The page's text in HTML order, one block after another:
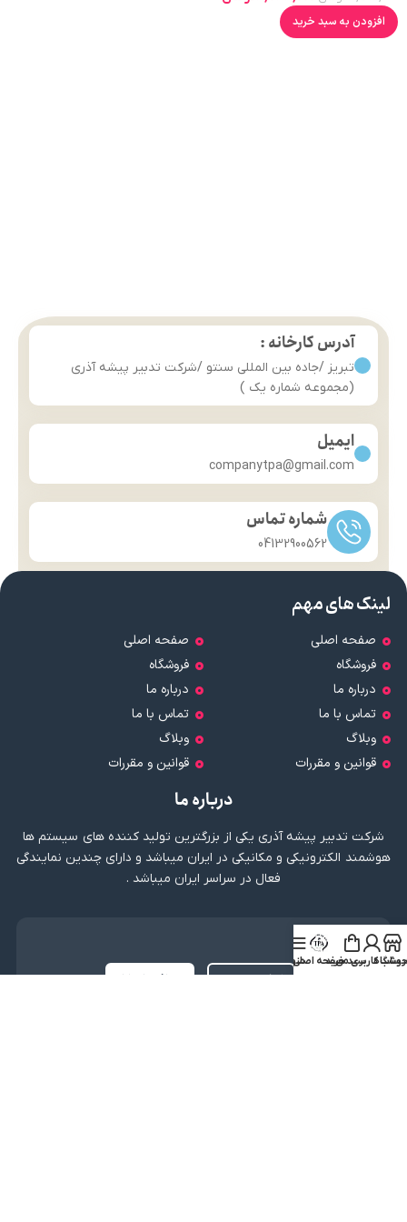
افزودن به سبد خرید
آدرس کارخانه :
تبریز /جاده بین المللی سنتو /شرکت تدبیر پیشه آذری
(مجموعه شماره یک )
ایمیل
companytpa@gmail.com
شماره تماس
04132900562
لینک های مهم
صفحه اصلی
فروشگاه
درباره ما
تماس با ما
وبلاگ
قوانین و مقررات
صفحه اصلی
فروشگاه
درباره ما
تماس با ما
وبلاگ
قوانین و مقررات
درباره ما
شرکت تدبیر پیشه آذری یکی از بزرگترین تولید کننده های سیستم ها
هوشمند الکترونیکی و مکانیکی در ایران میباشد و دارای چندین نمایندگی
فعال در سراسر ایران میباشد .
دریافت اپلیکیشن
لینک مستقیم دریافت از بازار
حساب کاربری من
سبد خریدصفحه اصلی
منو